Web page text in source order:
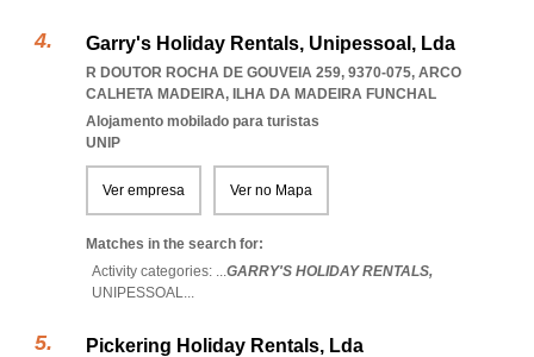
Garry's Holiday Rentals, Unipessoal, Lda
R DOUTOR ROCHA DE GOUVEIA 259, 9370-075, ARCO
CALHETA MADEIRA, ILHA DA MADEIRA FUNCHAL
Alojamento mobilado para turistas
UNIP
Ver empresa Ver no Mapa
Matches in the search for:
Activity categories: ...GARRY'S HOLIDAY RENTALS,
UNIPESSOAL...
Pickering Holiday Rentals, Lda